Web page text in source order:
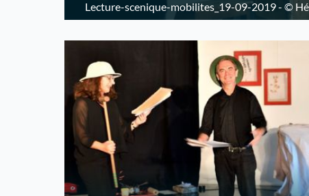
Lecture-scenique-mobilites_19-09-2019 - ©
départementales du Bas-Rhin